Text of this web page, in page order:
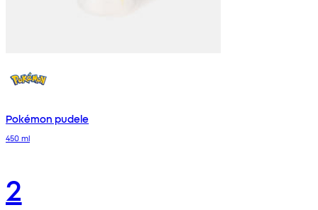
Pokémon pudele
450 ml
2